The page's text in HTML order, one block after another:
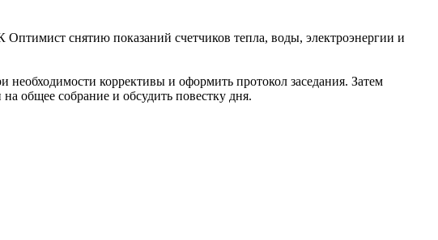
снятию показаний счетчиков тепла, воды, электроэнергии и
коррективы и оформить протокол заседания. Затем
общее собрание и обсудить повестку дня.